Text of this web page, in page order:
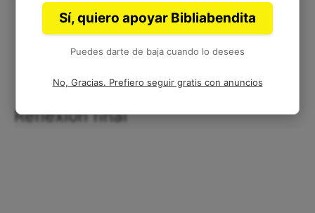
Reflexión final
Sí, quiero apoyar Bibliabendita
Puedes darte de baja cuando lo desees
No, Gracias. Prefiero seguir gratis con anuncios